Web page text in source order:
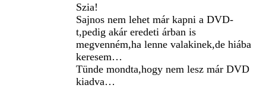
Szia!
Sajnos nem lehet már kapni a DVD-
t,pedig akár eredeti árban is
megvenném,ha lenne valakinek,de hiába
keresem…
Tünde mondta,hogy nem lesz már DVD
kiadva…